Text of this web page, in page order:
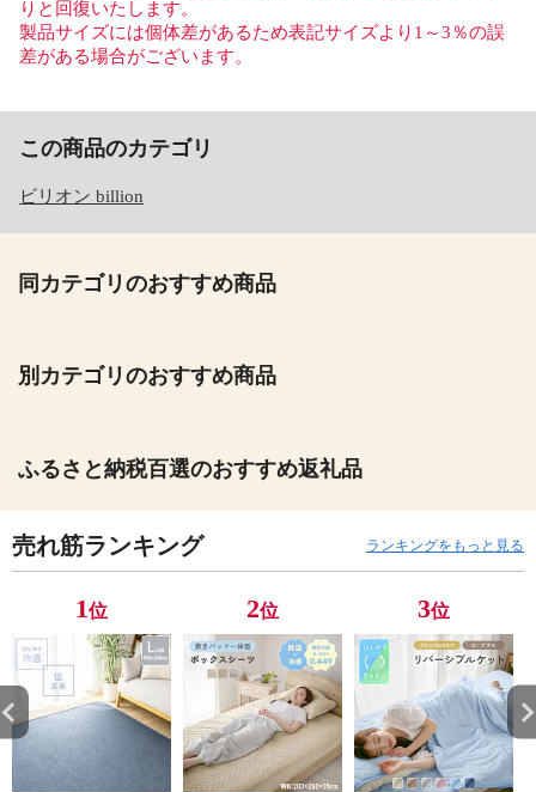
りと回復いたします。
製品サイズには個体差があるため表記サイズより1～3％の誤
差がある場合がございます。
この商品のカテゴリ
ビリオン billion
同カテゴリのおすすめ商品
別カテゴリのおすすめ商品
ふるさと納税百選のおすすめ返礼品
売れ筋ランキング ランキングをもっと見る
1位 2位 3位